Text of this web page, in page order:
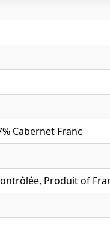
Cabernet Franc
Produit of